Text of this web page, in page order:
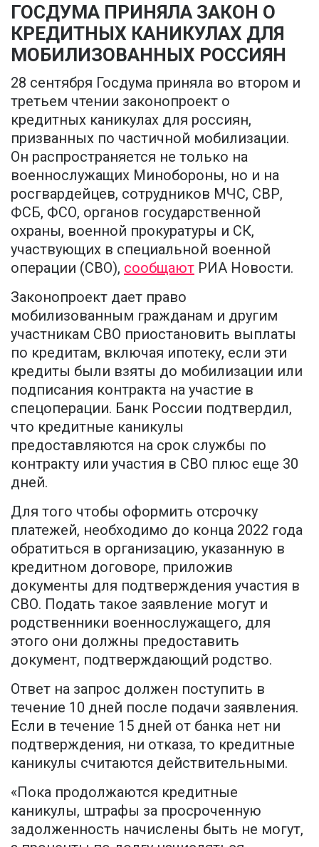
ГОСДУМА ПРИНЯЛА ЗАКОН О
КРЕДИТНЫХ КАНИКУЛАХ ДЛЯ
МОБИЛИЗОВАННЫХ РОССИЯН
28 сентября Госдума приняла во втором и
третьем чтении законопроект о
кредитных каникулах для россиян,
призванных по частичной мобилизации.
Он распространяется не только на
военнослужащих Минобороны, но и на
росгвардейцев, сотрудников МЧС, СВР,
ФСБ, ФСО, органов государственной
охраны, военной прокуратуры и СК,
участвующих в специальной военной
операции (СВО), сообщают РИА Новости.
Законопроект дает право
мобилизованным гражданам и другим
участникам СВО приостановить выплаты
по кредитам, включая ипотеку, если эти
кредиты были взяты до мобилизации или
подписания контракта на участие в
спецоперации. Банк России подтвердил,
что кредитные каникулы
предоставляются на срок службы по
контракту или участия в СВО плюс еще 30
дней.
Для того чтобы оформить отсрочку
платежей, необходимо до конца 2022 года
обратиться в организацию, указанную в
кредитном договоре, приложив
документы для подтверждения участия в
СВО. Подать такое заявление могут и
родственники военнослужащего, для
этого они должны предоставить
документ, подтверждающий родство.
Ответ на запрос должен поступить в
течение 10 дней после подачи заявления.
Если в течение 15 дней от банка нет ни
подтверждения, ни отказа, то кредитные
каникулы считаются действительными.
«Пока продолжаются кредитные
каникулы, штрафы за просроченную
задолженность начислены быть не могут,